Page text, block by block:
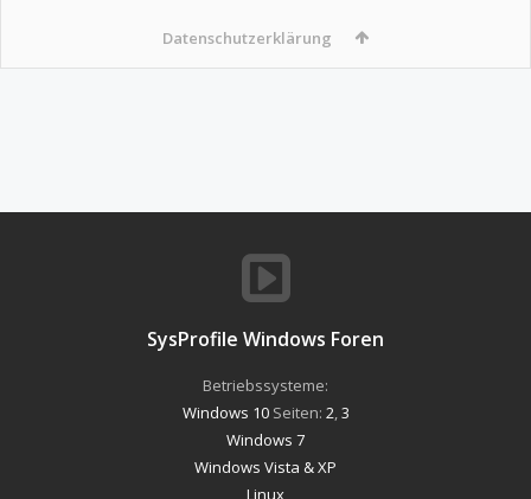
Datenschutzerklärung
SysProfile Windows Foren
Betriebssysteme:
Windows 10Seiten: 2,3
Windows 7
Windows Vista & XP
Linux